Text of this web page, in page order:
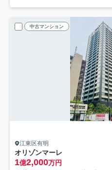
中古マンション
江東区有明
オリゾンマーレ
1億2,000万円